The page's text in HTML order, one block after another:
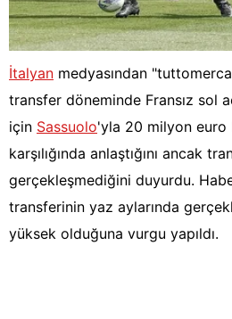
İtalyan medyasından
transfer döneminde Fransız sol
için Sassuolo'yla 20 milyon euro
karşılığında anlaştığını ancak
gerçekleşmediğini duyurdu.
transferinin yaz aylarında
yüksek olduğuna vurgu yapıldı.